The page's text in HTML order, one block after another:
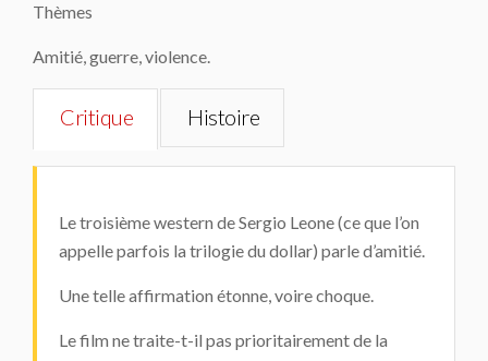
Thèmes
Amitié, guerre, violence.
Critique Histoire
Le troisième western de Sergio Leone (ce que l’on
appelle parfois la trilogie du dollar) parle d’amitié.
Une telle affirmation étonne, voire choque.
Le film ne traite-t-il pas prioritairement de la